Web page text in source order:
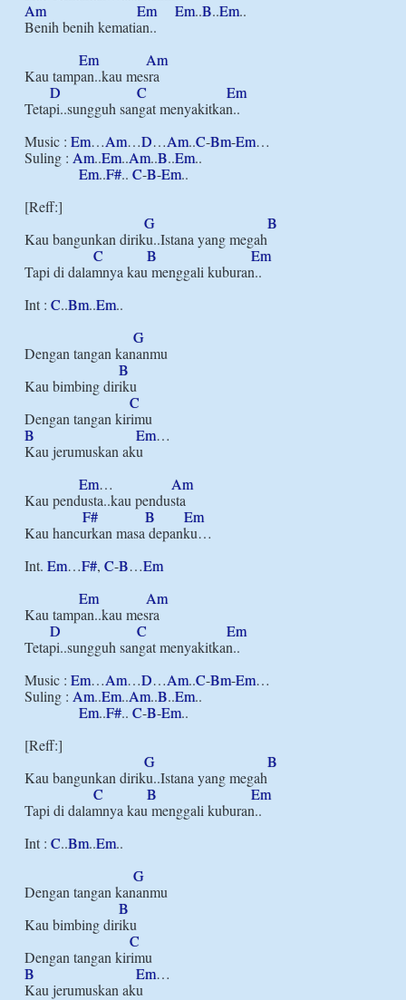
Am
Em Em..B..Em..
Benih benih kematian..
Em
Am
Kau tampan..kau mesra
D
C
Em
Tetapi..sungguh sangat menyakitkan..
Music : Em…Am…D…Am..C-Bm-Em…
Suling : Am..Em..Am..B..Em..
Em..F#.. C-B-Em..
[Reff:]
G
B
Kau bangunkan diriku..Istana yang megah
C
B
Em
Tapi di dalamnya kau menggali kuburan..
Int : C..Bm..Em..
G
Dengan tangan kananmu
B
Kau bimbing diriku
C
B
Em…
Kau jerumuskan aku
Em… Am
Kau pendusta..kau pendusta
F#
B
Em
Kau hancurkan masa depanku…
Int. Em…F#, C-B…Em
Em
Am
Kau tampan..kau mesra
D
C
Em
Tetapi..sungguh sangat menyakitkan..
Music : Em…Am…D…Am..C-Bm-Em…
Suling : Am..Em..Am..B..Em..
Em..F#.. C-B-Em..
[Reff:]
G
B
Kau bangunkan diriku..Istana yang megah
C
B
Em
Tapi di dalamnya kau menggali kuburan..
Int : C..Bm..Em..
G
Dengan tangan kananmu
B
Kau bimbing diriku
C
B
Em…
Kau jerumuskan aku